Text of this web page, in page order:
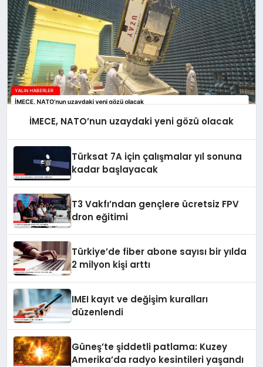
İMECE, NATO’nun uzaydaki yeni gözü olacak
Türksat 7A için çalışmalar yıl sonuna
kadar başlayacak
T3 Vakfı’ndan gençlere ücretsiz FPV
dron eğitimi
Türkiye’de fiber abone sayısı bir yılda
2 milyon kişi arttı
IMEI kayıt ve değişim kuralları
düzenlendi
Güneş’te şiddetli patlama: Kuzey
Amerika’da radyo kesintileri yaşandı